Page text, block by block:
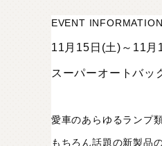
EVENT INFORMATION
11月15日(土)～11月
スーパーオートバッ
愛車のあらゆるランプ
もちろん話題の新製品